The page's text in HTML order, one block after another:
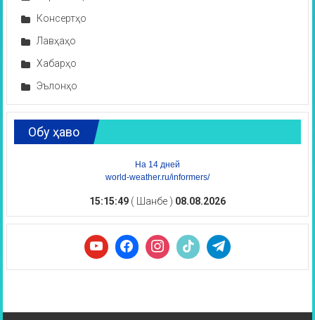
Консертҳо
Лавҳаҳо
Хабарҳо
Эълонҳо
Обу ҳаво
На 14 дней
world-weather.ru/informers/
15:15:50 ( Шанбе ) 08.08.2026